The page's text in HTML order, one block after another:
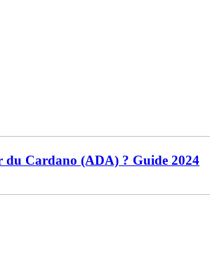
du Cardano (ADA) ? Guide 2024